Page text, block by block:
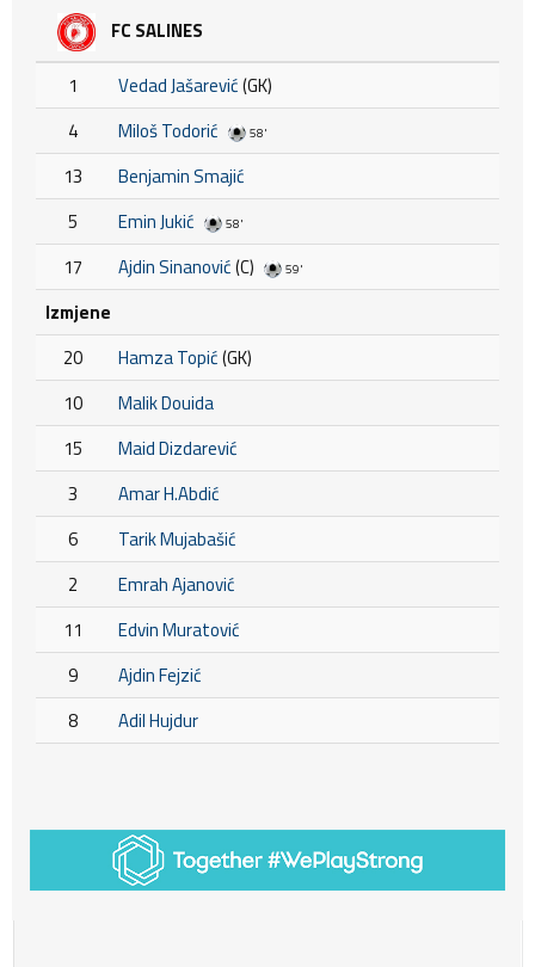
FC SALINES
1 Vedad Jašarević(GK)
4
Miloš Todorić 58'
13
Benjamin Smajić
5
Emin Jukić 58'
17 Ajdin Sinanović(C) 59'
Izmjene
20
Hamza Topić(GK)
10
Malik Douida
15
Maid Dizdarević
3
Amar H.Abdić
6
Tarik Mujabašić
2
Emrah Ajanović
11
Edvin Muratović
9
Ajdin Fejzić
8
Adil Hujdur